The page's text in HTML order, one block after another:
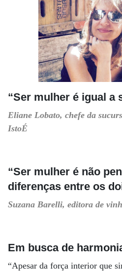
“Ser mulher é igual a
Eliane Lobato, chefe da
IstoÉ
“Ser mulher é não
diferenças entre os
Suzana Barelli, editora de
Em busca de
“Apesar da força interior que